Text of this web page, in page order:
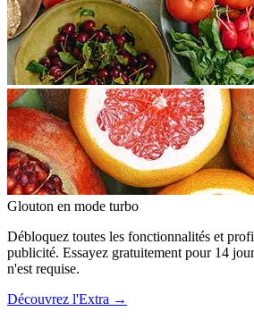
Glouton en mode turbo
Débloquez toutes les fonctionnalités et
publicité. Essayez gratuitement pour 14
n'est requise.
Découvrez l'Extra →